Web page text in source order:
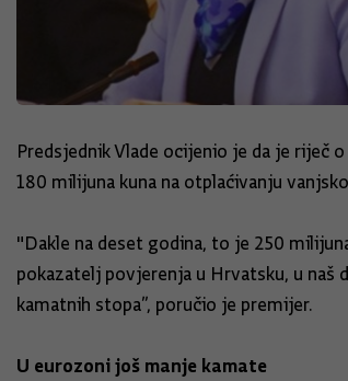
Predsjednik Vlade ocijenio je da je riječ
180 milijuna kuna na otplaćivanju
"Dakle na deset godina, to je 250
pokazatelj povjerenja u Hrvatsku, u naš
kamatnih stopa”, poručio je premijer.
U eurozoni još manje kamate